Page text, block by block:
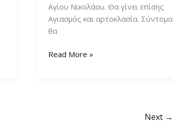
Αγίου Νικολάου. Θα γίνει επίσης
Αγιασμός και αρτοκλασία. Σύντομα
θα
Πρωτομηνιάτικη
Read More »
Next →